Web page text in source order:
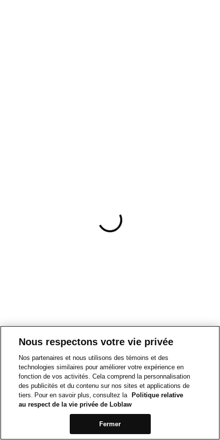
Nous respectons votre vie privée
Nos partenaires et nous utilisons des témoins et des
technologies similaires pour améliorer votre expérience en
fonction de vos activités. Cela comprend la personnalisation
des publicités et du contenu sur nos sites et applications de
tiers. Pour en savoir plus, consultez la
Politique relative
au respect de la vie privée de Loblaw
Fermer